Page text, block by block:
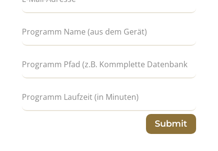
Submit